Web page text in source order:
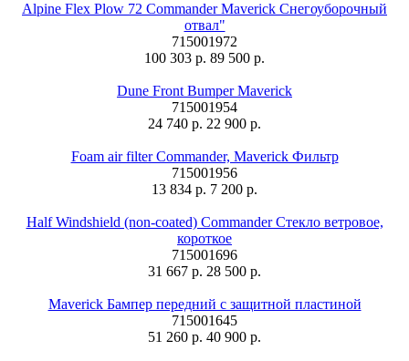
Alpine Flex Plow 72 Commander Maverick Снегоуборочный
отвал"
715001972
100 303 р. 89 500 р.
Dune Front Bumper Maverick
715001954
24 740 р. 22 900 р.
Foam air filter Commander, Maverick Фильтр
715001956
13 834 р. 7 200 р.
Half Windshield (non-coated) Commander Стекло ветровое,
короткое
715001696
31 667 р. 28 500 р.
Maverick Бампер передний с защитной пластиной
715001645
51 260 р. 40 900 р.